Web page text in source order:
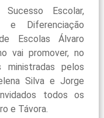
Escolar,
e Diferenciação
Escolas Álvaro
vai promover, no
pelos
Silva e Jorge
todos os
e Távora.